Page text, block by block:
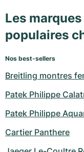
Les
populaires
Nos best-sellers
Breitling montres
Patek Philippe
Patek Philippe
Cartier Panthere